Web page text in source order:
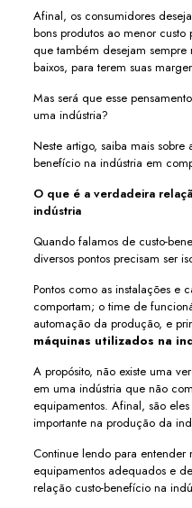
Afinal, os consumidores
bons produtos ao menor custo
que também desejam sempre
baixos, para terem suas
Mas será que esse
uma indústria?
Neste artigo, saiba mais
benefício na indústria em
O que é a verdadeira
indústria
Quando falamos de custo-
diversos pontos precisam ser
Pontos como as instalações e
comportam; o time de
automação da produção, e
máquinas utilizados na
A propósito, não existe uma
em uma indústria que não
equipamentos. Afinal, são
importante na produção da
Continue lendo para
equipamentos adequados e
relação custo-benefício na